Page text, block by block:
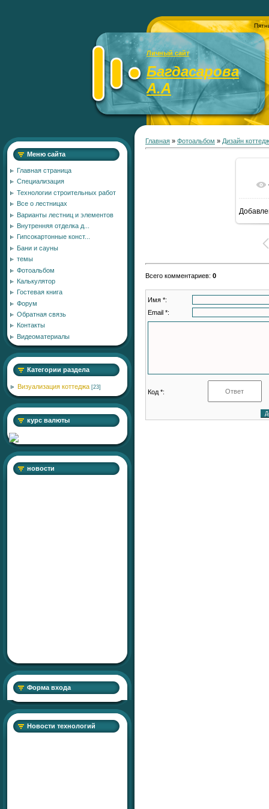
Личный сайт
Багдасарова
А.А
Меню сайта
Главная страница
Специализация
Технологии строительных работ
Все о лестницах
Варианты лестниц и элементов
Внутренняя отделка д...
Гипсокартонные конст...
Бани и сауны
темы
Фотоальбом
Калькулятор
Гостевая книга
Форум
Обратная связь
Контакты
Видеоматериалы
Категории раздела
Визуализация коттеджа [23]
курс валюты
новости
Форма входа
Новости технологий
Главная » Фотоальбом » Дизайн
Всего комментариев: 0
Имя *:
Email *:
Код *: